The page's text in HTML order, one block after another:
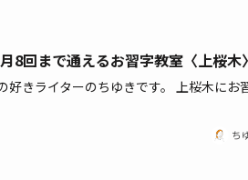
8回まで通えるお習字教室〈上桜木〉
好きライターのちゆきです。 上桜木にお
ち